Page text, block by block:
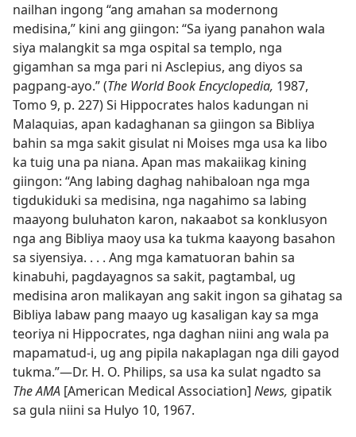
nailhan ingong “ang amahan sa modernong
medisina,” kini ang giingon: “Sa iyang panahon wala
siya malangkit sa mga ospital sa templo, nga
gigamhan sa mga pari ni Asclepius, ang diyos sa
pagpang-ayo.” (The World Book Encyclopedia, 1987,
Tomo 9, p. 227) Si Hippocrates halos kadungan ni
Malaquias, apan kadaghanan sa giingon sa Bibliya
bahin sa mga sakit gisulat ni Moises mga usa ka libo
ka tuig una pa niana. Apan mas makaiikag kining
giingon: “Ang labing daghag nahibaloan nga mga
tigdukiduki sa medisina, nga nagahimo sa labing
maayong buluhaton karon, nakaabot sa konklusyon
nga ang Bibliya maoy usa ka tukma kaayong basahon
sa siyensiya. . . . Ang mga kamatuoran bahin sa
kinabuhi, pagdayagnos sa sakit, pagtambal, ug
medisina aron malikayan ang sakit ingon sa gihatag sa
Bibliya labaw pang maayo ug kasaligan kay sa mga
teoriya ni Hippocrates, nga daghan niini ang wala pa
mapamatud-i, ug ang pipila nakaplagan nga dili gayod
tukma.”​—Dr. H. O. Philips, sa usa ka sulat ngadto sa
The AMA [American Medical Association] News, gipatik
sa gula niini sa Hulyo 10, 1967.